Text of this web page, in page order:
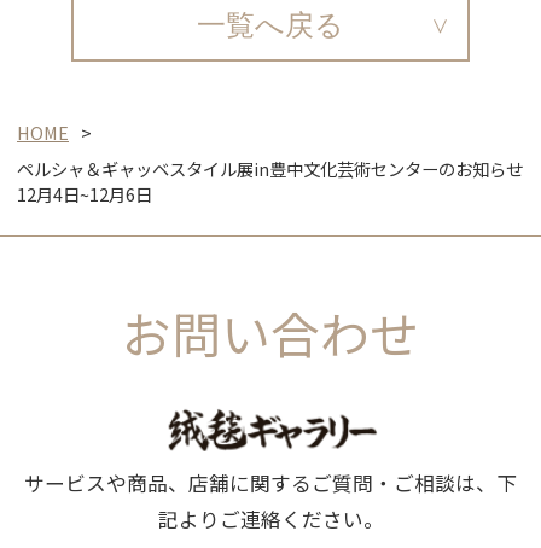
一覧へ戻る
HOME
ペルシャ＆ギャッベスタイル展in豊中文化芸術センターのお知らせ
12月4日~12月6日
お問い合わせ
サービスや商品、店舗に関するご質問・ご相談は、下
記よりご連絡ください。